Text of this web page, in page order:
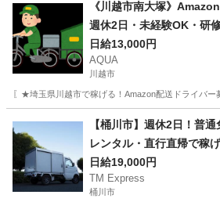
《川越市南大塚》
週休2日・未経験OK・研
日給13,000円
AQUA
川越市
〖★埼玉県川越市で稼げる！Amazon配送ドライバ
ドライバー Amazon
【桶川市】週休2日！普
レンタル・直行直帰で稼
集！
日給19,000円
TM Express
桶川市